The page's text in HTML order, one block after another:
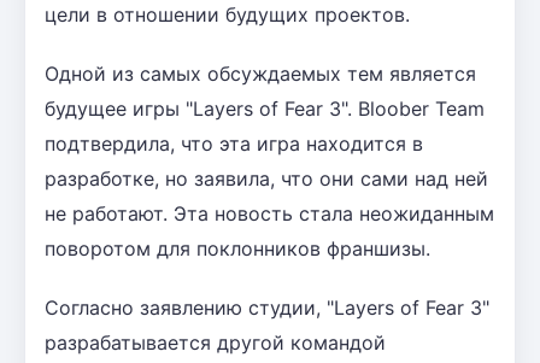
цели в отношении будущих проектов.
Одной из самых обсуждаемых тем является
будущее игры "Layers of Fear 3". Bloober Team
подтвердила, что эта игра находится в
разработке, но заявила, что они сами над ней
не работают. Эта новость стала неожиданным
поворотом для поклонников франшизы.
Согласно заявлению студии, "Layers of Fear 3"
разрабатывается другой командой